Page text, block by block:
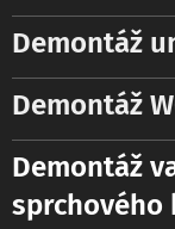
Demontáž
Demontáž
Demontáž
sprchového